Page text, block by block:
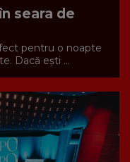
seara de
pentru o noapte
Dacă ești ...